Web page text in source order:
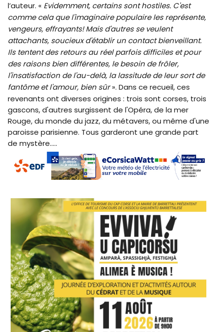
l’auteur. « Evidemment, certains sont hostiles. C'est
comme cela que l'imaginaire populaire les représente,
vengeurs, effrayants! Mais d'autres se veulent
attachants, soucieux d'établir un contact bienveillant.
Ils tentent des retours au réel parfois difficiles et pour
des raisons bien différentes, le besoin de frôler,
l'insatisfaction de l'au-delà, la lassitude de leur sort de
fantôme et l'amour, bien sûr». Dans ce recueil, ces
revenants ont diverses origines : trois sont corses, trois
gascons, d'autres surgissent de l'Opéra, de la mer
Rouge, du monde du jazz, du métavers, ou même d'une
paroisse parisienne. Tous garderont une grande part
de mystère…..